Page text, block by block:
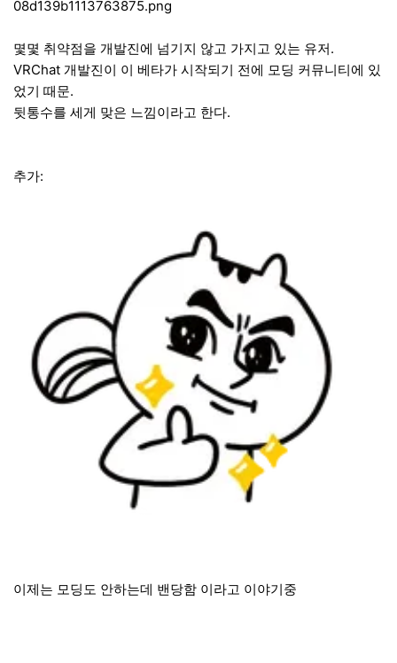
몇몇 취약점을 개발진에 넘기지 않고 가지고 있는 유저.
VRChat 개발진이 이 베타가 시작되기 전에 모딩 커뮤니티에 있
었기 때문.
뒷통수를 세게 맞은 느낌이라고 한다.
추가:
이제는 모딩도 안하는데 밴당함 이라고 이야기중